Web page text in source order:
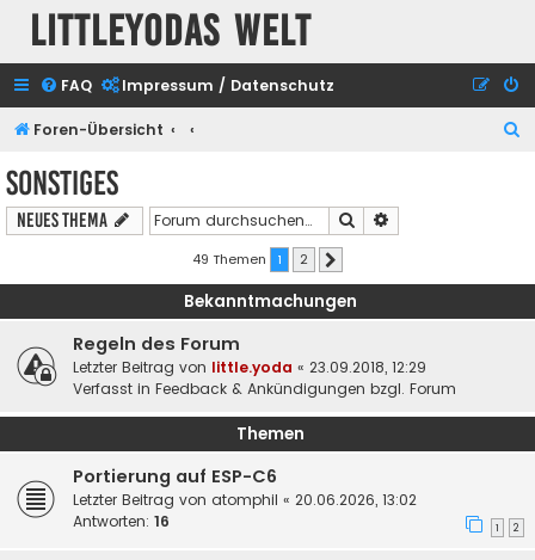
Littleyodas Welt
FAQ Impressum / Datenschutz
Foren-Übersicht
Sonstiges
Neues Thema Suche
49 Themen 1 2
Bekanntmachungen
Regeln des Forum
Letzter Beitrag von little.yoda « 23.09.2018, 12:29
Verfasst in Feedback & Ankündigungen bzgl. Forum
Themen
Portierung auf ESP-C6
Letzter Beitrag von atomphil « 20.06.2026, 13:02
Antworten: 16 1 2